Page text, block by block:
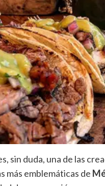
sin duda, una de las
más emblemáticas de